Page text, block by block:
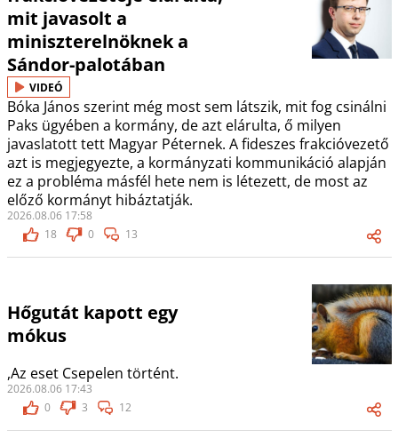
mit javasolt a
miniszterelnöknek a
Sándor-palotában
VIDEÓ
Bóka János szerint még most sem látszik, mit fog csinálni
Paks ügyében a kormány, de azt elárulta, ő milyen
javaslatott tett Magyar Péternek. A fideszes frakcióvezető
azt is megjegyezte, a kormányzati kommunikáció alapján
ez a probléma másfél hete nem is létezett, de most az
előző kormányt hibáztatják.
2026.08.06 17:58
18
0 13
Hőgutát kapott egy
mókus
,Az eset Csepelen történt.
2026.08.06 17:43
0
3 12